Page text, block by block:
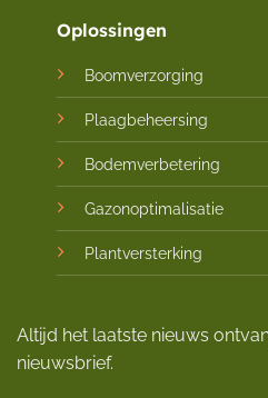
Oplossingen
Boomverzorging
Plaagbeheersing
Bodemverbetering
Gazonoptimalisatie
Plantversterking
Altijd het laatste nieuws
nieuwsbrief.